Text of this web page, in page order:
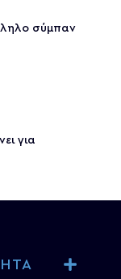
σύμπαν
για